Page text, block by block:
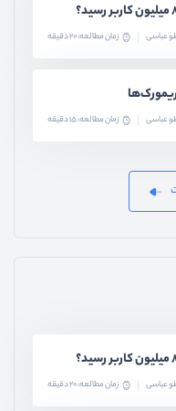
عباسی زمان مطالعه: 20 دقیقه
عباسی زمان مطالعه: 15 دقیقه
عباسی زمان مطالعه: 20 دقیقه